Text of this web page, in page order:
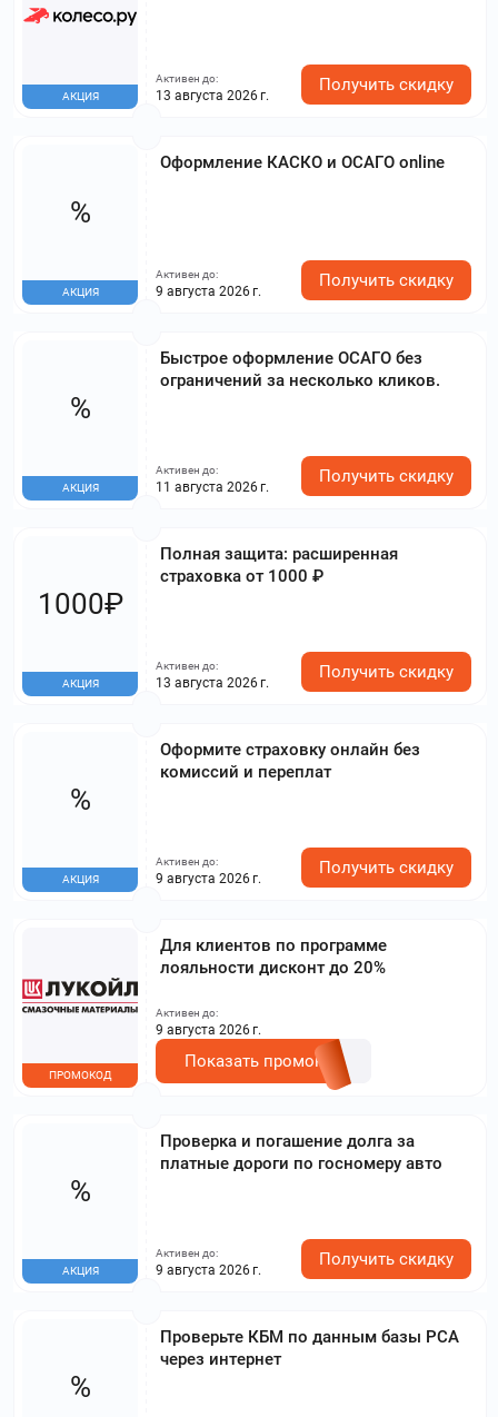
АКЦИЯ
Активен до:
13 августа 2026 г.
Получить скидку
Оформление КАСКО и ОСАГО online
%
АКЦИЯ
Активен до:
9 августа 2026 г.
Получить скидку
Быстрое оформление ОСАГО без
ограничений за несколько кликов.
%
АКЦИЯ
Активен до:
11 августа 2026 г.
Получить скидку
Полная защита: расширенная
страховка от 1000 ₽
1000₽
АКЦИЯ
Активен до:
13 августа 2026 г.
Получить скидку
Оформите страховку онлайн без
комиссий и переплат
%
АКЦИЯ
Активен до:
9 августа 2026 г.
Получить скидку
Для клиентов по программе
лояльности дисконт до 20%
ПРОМОКОД
Активен до:
9 августа 2026 г.
Показать промокод
Проверка и погашение долга за
платные дороги по госномеру авто
%
АКЦИЯ
Активен до:
9 августа 2026 г.
Получить скидку
Проверьте КБМ по данным базы РСА
через интернет
%